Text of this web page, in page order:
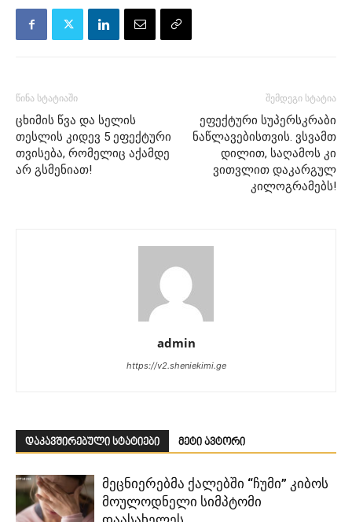
წინა სტატიაში
ცხიმის წვა და სელის
თესლის კიდევ 5 ეფექტური
თვისება, რომელიც აქამდე
არ გსმენიათ!
შემდეგი სტატია
ეფექტური სუპერსკრაბი
ნაწლავებისთვის. ვსვამთ
დილით, საღამოს კი
ვითვლით დაკარგულ
კილოგრამებს!
admin
https://v2.sheniekimi.ge
დაკავშირებული სტატიები მეტი ავტორი
მეცნიერებმა ქალებში “ჩუმი” კიბოს
მოულოდნელი სიმპტომი